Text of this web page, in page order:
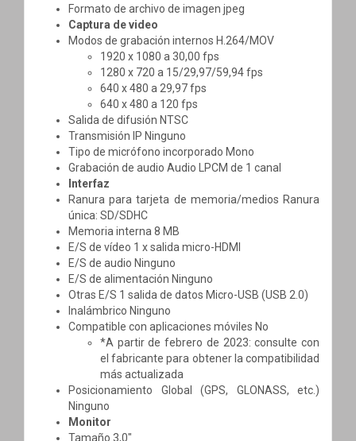
Formato de archivo de imagen jpeg
Captura de video
Modos de grabación internos H.264/MOV
1920 x 1080 a 30,00 fps
1280 x 720 a 15/29,97/59,94 fps
640 x 480 a 29,97 fps
640 x 480 a 120 fps
Salida de difusión NTSC
Transmisión IP Ninguno
Tipo de micrófono incorporado Mono
Grabación de audio Audio LPCM de 1 canal
Interfaz
Ranura para tarjeta de memoria/medios Ranura
única: SD/SDHC
Memoria interna 8 MB
E/S de vídeo 1 x salida micro-HDMI
E/S de audio Ninguno
E/S de alimentación Ninguno
Otras E/S 1 salida de datos Micro-USB (USB 2.0)
Inalámbrico Ninguno
Compatible con aplicaciones móviles No
*A partir de febrero de 2023: consulte con
el fabricante para obtener la compatibilidad
más actualizada
Posicionamiento Global (GPS, GLONASS, etc.)
Ninguno
Monitor
Tamaño 3,0"